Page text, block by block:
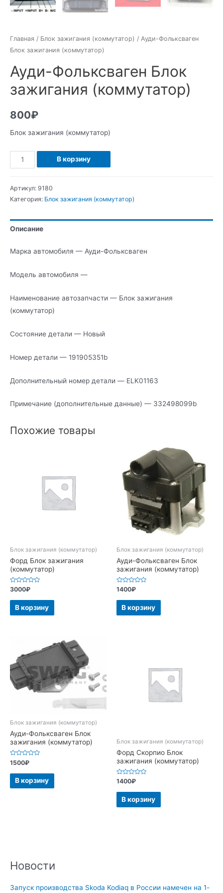
Новости
Запуск производства Skoda Kodiaq в России намечен на 1-
Главная / Блок зажигания (коммутатор) / Ауди-Фольксваген
Блок зажигания (коммутатор)
Ауди-Фольксваген Блок
зажигания (коммутатор)
800₽
Блок зажигания (коммутатор)
Количество
Ауди-
Блок
(коммутатор)
В корзину
Артикул: 9180
Категория: Блок зажигания (коммутатор)
Описание
Марка автомобиля — Ауди-Фольксваген
Модель автомобиля —
Наименование автозапчасти — Блок зажигания
(коммутатор)
Состояние детали — Новый
Номер детали — 191905351b
Дополнительный номер детали — ELK01163
Примечание (дополнительные данные) — 332498099b
Похожие товары
Блок зажигания (коммутатор)
Форд Блок зажигания
(коммутатор)
Оценка
из
3000₽
В корзину
Блок зажигания (коммутатор)
Ауди-Фольксваген Блок
зажигания (коммутатор)
Оценка
из
1400₽
В корзину
Блок зажигания (коммутатор)
Ауди-Фольксваген Блок
зажигания (коммутатор)
Оценка
0
из
1500₽
В корзину
Блок зажигания (коммутатор)
Форд Скорпио Блок
зажигания (коммутатор)
Оценка
0
из
1400₽
В корзину